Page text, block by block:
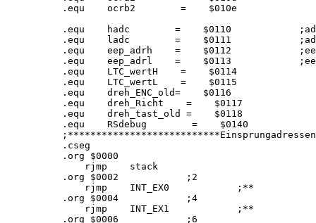
.equ    ocrb2        =    $010e
.equ    hadc        =    $0110
.equ    ladc        =    $0111
.equ    eep_adrh    =    $0112
.equ    eep_adrl    =    $0113
.equ    LTC_wertH    =    $0114
.equ    LTC_wertL    =    $0115
.equ    dreh_ENC_old=    $0116
.equ    dreh_Richt    =    $0117
.equ    dreh_tast_old =    $0118
.equ    RSdebug        =    $0140
.cseg
.org $0000
    rjmp    stack
.org $0002            ;2
    rjmp    INT_EX0            ;**
.org $0004            ;4
    rjmp    INT_EX1            ;**
.org $0006            ;6